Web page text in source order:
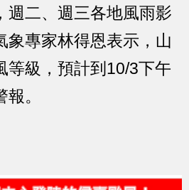
週二、週三各地風雨影
象專家林得恩表示，山
等級，預計到10/3下午
。